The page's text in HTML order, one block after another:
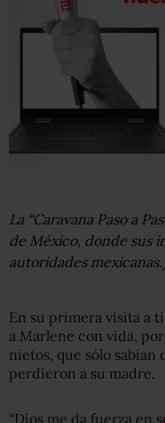
La “Caravana Paso a
de México, donde sus
autoridades
En su primera visita a
a Marlene con vida,
nietos, que sólo sabían
perdieron a su madre.
“Dios me da fuerza en